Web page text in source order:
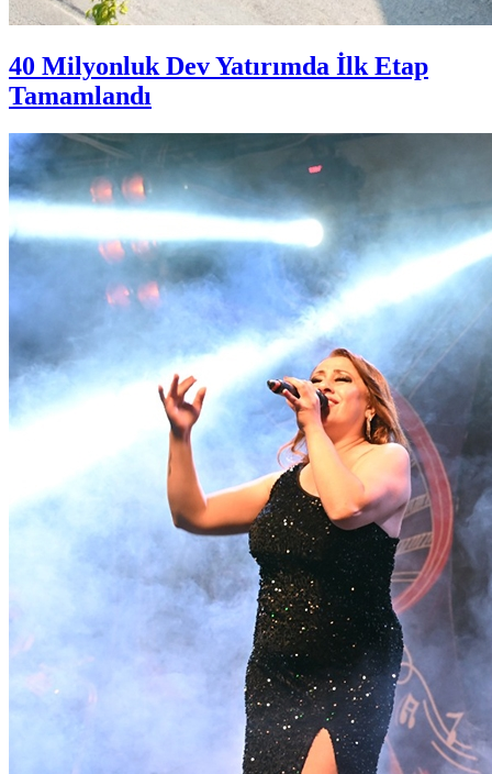
40 Milyonluk Dev Yatırımda İlk Etap
Tamamlandı